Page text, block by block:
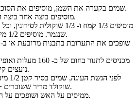
שמים בקערה את השמן, מוסיפים את הסוכר ומערבבים היטב.
מוסיפים ביצה אחר ביצה וכל הזמן מערבבים.
שנגמר. מוסיפים 1/2 מיכל שמנת ומערבבים.
נועצים קיסם ובודקים שנאפה.
שוקולד מריר ששוברים + כפית ליקר שוקולד.
ממיסים על האש ושופכים על העוגה בזמן ההגשה.